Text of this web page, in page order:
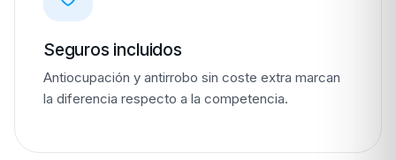
Seguros incluidos
Antiocupación y antirrobo sin coste extra marcan
la diferencia respecto a la competencia.